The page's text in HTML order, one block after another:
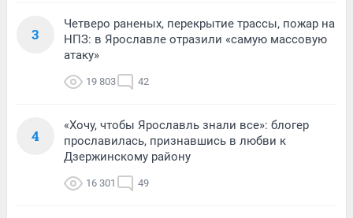
3
Четверо раненых, перекрытие трассы, пожар на
НПЗ: в Ярославле отразили «самую массовую
атаку»
19 803 42
4
«Хочу, чтобы Ярославль знали все»: блогер
прославилась, признавшись в любви к
Дзержинскому району
16 301 49